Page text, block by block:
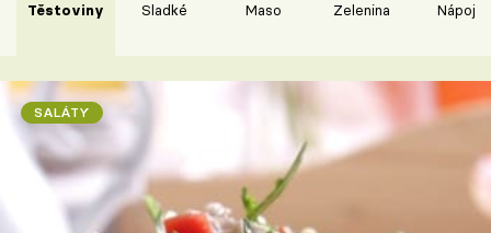
Těstoviny Sladké Maso Zelenina Nápoje
SALÁTY